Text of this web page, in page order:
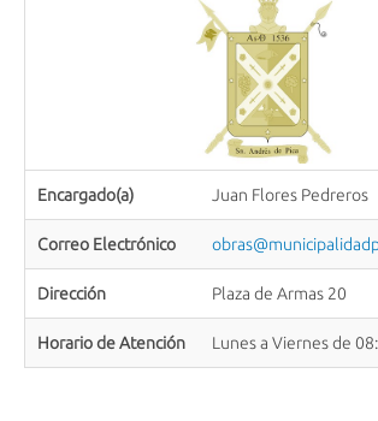
Encargado(a) Juan Flores Pedreros
Correo Electrónico
Dirección Plaza de Armas 20
Horario de Atención Lunes a Viernes de